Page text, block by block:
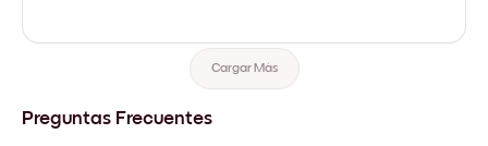
Cargar Más
Preguntas Frecuentes